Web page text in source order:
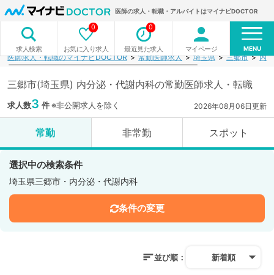
医師の求人・転職・アルバイトはマイナビDOCTOR
求人検索 お気に入り求人
0
最近見た求人
0
マイページ MENU
医師求人・転職のマイナビDOCTOR 常勤医師求人 埼玉県 三郷市 内
三郷市(埼玉県) 内分泌・代謝内科の常勤医師求人・転職
求人数3 件※非公開求人を除く 2026年08月06日更新
常勤 非常勤 スポット
選択中の検索条件
埼玉県三郷市・内分泌・代謝内科
条件の変更
並び順： 新着順